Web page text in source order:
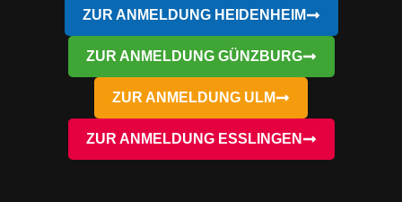
ZUR ANMELDUNG HEIDENHEIM
ZUR ANMELDUNG GÜNZBURG
ZUR ANMELDUNG ULM
ZUR ANMELDUNG ESSLINGEN